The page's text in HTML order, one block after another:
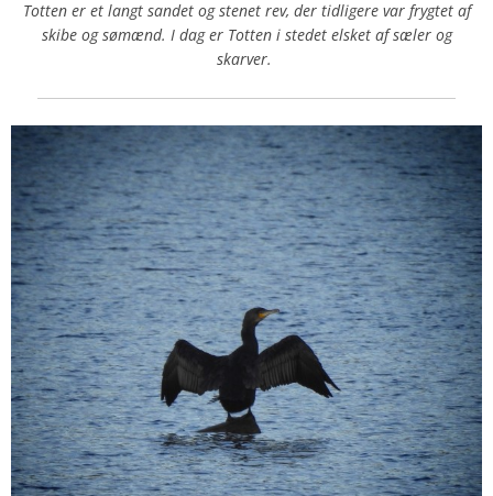
Totten er et langt sandet og stenet rev, der tidligere var frygtet af
skibe og sømænd. I dag er Totten i stedet elsket af sæler og
skarver.